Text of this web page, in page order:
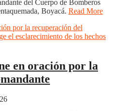
del Cuerpo de Bomberos
Boyacá. Read More
en oración por la